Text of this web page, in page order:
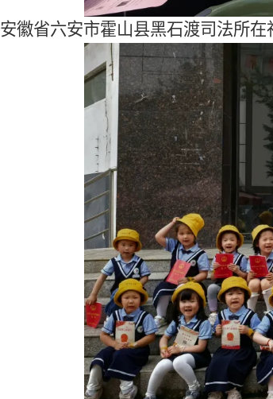
安徽省六安市霍山县黑石渡司法所在